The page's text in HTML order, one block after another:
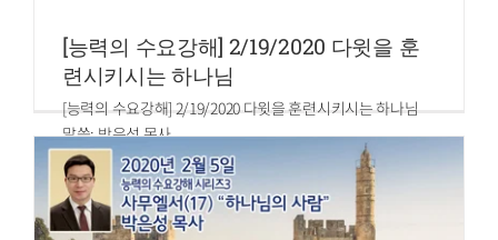
[능력의 수요강해] 2/19/2020 다윗을 훈
련시키시는 하나님
[능력의 수요강해] 2/19/2020 다윗을 훈련시키시는 하나님
말씀: 박은성 목사
사무엘상 21